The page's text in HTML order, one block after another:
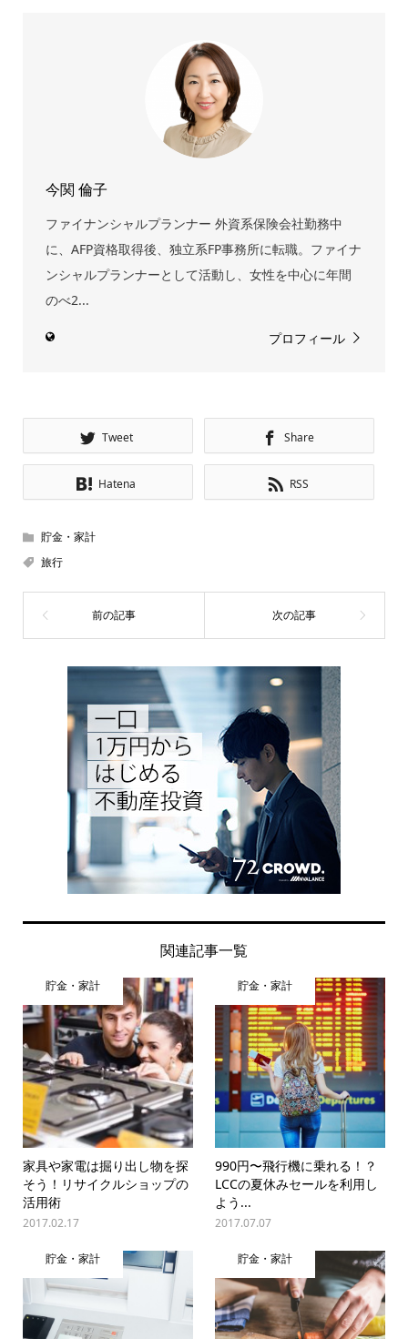
今関 倫子
ファイナンシャルプランナー 外資系保険会社勤務中
に、AFP資格取得後、独立系FP事務所に転職。ファイナ
ンシャルプランナーとして活動し、女性を中心に年間
のべ2...
プロフィール
Tweet Share
Hatena RSS
貯金・家計
旅行
関連記事一覧
貯金・家計
家具や家電は掘り出し物を探
そう！リサイクルショップの
活用術
2017.02.17
貯金・家計
990円〜飛行機に乗れる！？
LCCの夏休みセールを利用し
よう...
2017.07.07
貯金・家計 貯金・家計